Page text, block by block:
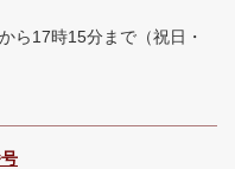
ら17時15分まで （祝日・